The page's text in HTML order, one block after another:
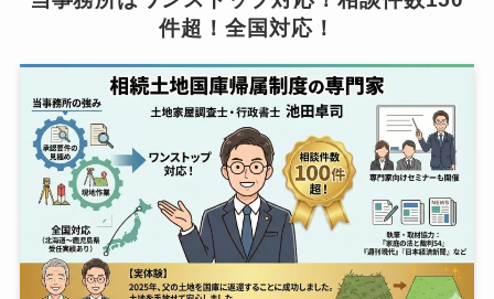
件超！全国対応！